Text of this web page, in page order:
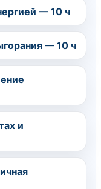
— 10 ч
— 10 ч
и